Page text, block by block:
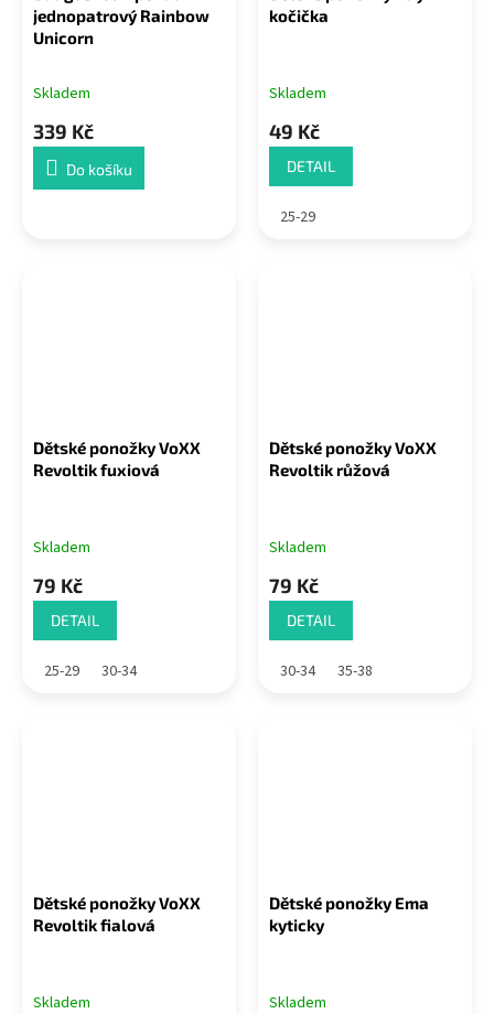
jednopatrový Rainbow
Unicorn
Skladem
339 Kč
Do košíku
kočička
Skladem
49 Kč
DETAIL
25-29
Dětské ponožky VoXX
Revoltik fuxiová
Skladem
79 Kč
DETAIL
25-29 30-34
Dětské ponožky VoXX
Revoltik růžová
Skladem
79 Kč
DETAIL
30-34 35-38
Dětské ponožky VoXX
Revoltik fialová
Skladem
Dětské ponožky Ema
kyticky
Skladem